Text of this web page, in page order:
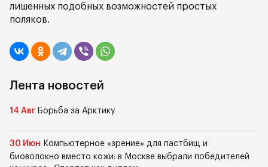
лишенных подобных возможностей простых
поляков.
Лента новостей
14 Авг Борьба за Арктику
30 Июн Компьютерное «зрение» для пастбищ и
биоволокно вместо кожи: в Москве выбрали победителей